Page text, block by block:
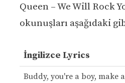
Queen – We Will Rock
okunuşları aşağıdaki
İngilizce Lyrics
Buddy, you're a boy, make a